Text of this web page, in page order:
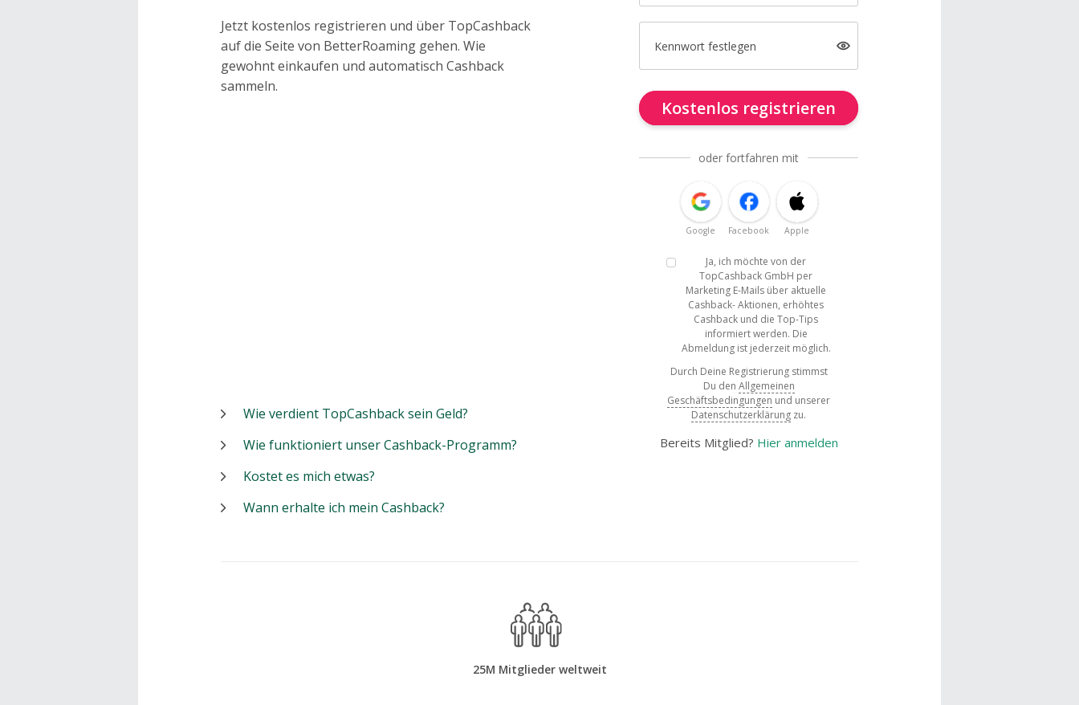
Jetzt kostenlos registrieren und über TopCashback
auf die Seite von BetterRoaming gehen. Wie
gewohnt einkaufen und automatisch Cashback
sammeln.
Kennwort festlegen
Kostenlos registrieren
oder fortfahren mit
Google Facebook Apple
Ja, ich möchte von der
TopCashback GmbH per
Marketing E-Mails über aktuelle
Cashback- Aktionen, erhöhtes
Cashback und die Top-Tips
informiert werden. Die
Abmeldung ist jederzeit möglich.
Durch Deine Registrierung stimmst
Du den Allgemeinen
Geschäftsbedingungen und unserer
Datenschutzerklärung zu.
Bereits Mitglied? Hier anmelden
Wie verdient TopCashback sein Geld?
Wie funktioniert unser Cashback-Programm?
Kostet es mich etwas?
Wann erhalte ich mein Cashback?
25M Mitglieder weltweit